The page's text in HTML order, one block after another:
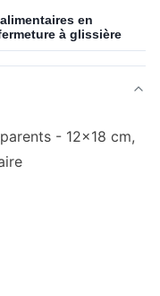
en
à glissière
- 12x18 cm,